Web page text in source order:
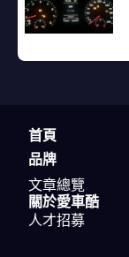
首頁
品牌
文章總覽
關於愛車酷
人才招募